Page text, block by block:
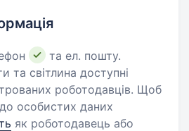
та ел. пошту.
та світлина доступні
роботодавців. Щоб
особистих даних
як роботодавець або